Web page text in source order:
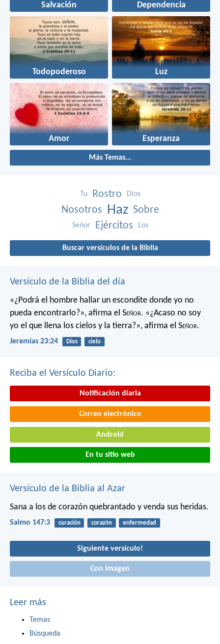
Salvación Dependencia
Todopoderoso Luz
Amor Esperanza
Más Temas...
Tu Rostro Dios
Nosotros Haz Sobre
Señor Ejércitos Los
Buscar versículos de la Biblia
Versículo de la Biblia del día
«¿Podrá el hombre hallar un escondite donde yo no
pueda encontrarlo?», afirma el Señor. «¿Acaso no soy
yo el que llena los cielos y la tierra?», afirma el Señor.
Jeremías 23:24 Dios cielo
Reciba el Versículo Diario:
Notificación diaria
Correo electrónico
Android
En tu sitio web
Versículo de la Biblia al Azar
Sana a los de corazón quebrantado y venda sus heridas.
Salmo 147:3 curación corazón enfermedad
Siguiente versículo!
Con imagen
Leer más
Temas
Búsqueda